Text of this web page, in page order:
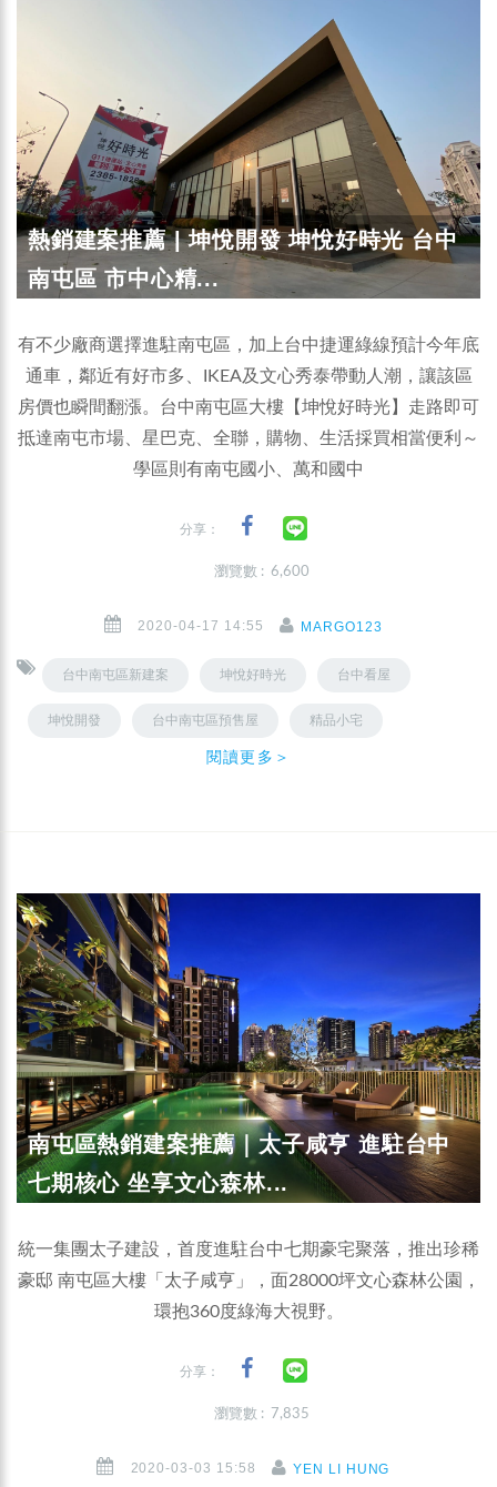
熱銷建案推薦 | 坤悅開發 坤悅好時光 台中
南屯區 市中心精...
有不少廠商選擇進駐南屯區，加上台中捷運綠線預計今年底
通車，鄰近有好市多、IKEA及文心秀泰帶動人潮，讓該區
房價也瞬間翻漲。台中南屯區大樓【坤悅好時光】走路即可
抵達南屯市場、星巴克、全聯，購物、生活採買相當便利～
學區則有南屯國小、萬和國中
分享：
瀏覽數 : 6,600
2020-04-17 14:55 MARGO123
台中南屯區新建案 坤悅好時光 台中看屋
坤悅開發 台中南屯區預售屋 精品小宅
閱讀更多＞
南屯區熱銷建案推薦｜太子咸亨 進駐台中
七期核心 坐享文心森林...
統一集團太子建設，首度進駐台中七期豪宅聚落，推出珍稀
豪邸 南屯區大樓「太子咸亨」，面28000坪文心森林公園，
環抱360度綠海大視野。
分享：
瀏覽數 : 7,835
2020-03-03 15:58 YEN LI HUNG